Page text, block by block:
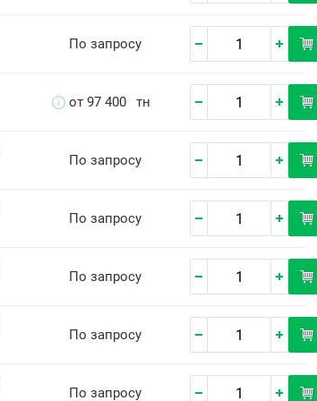
По запросу
от 97 400 тн
По запросу
По запросу
По запросу
По запросу
По запросу